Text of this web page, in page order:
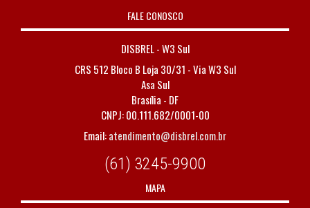
FALE CONOSCO
DISBREL - W3 Sul
CRS 512 Bloco B Loja 30/31 - Via W3 Sul
Asa Sul
Brasília - DF
CNPJ: 00.111.682/0001-00
Email:atendimento@disbrel.com.br
(61) 3245-9900
MAPA